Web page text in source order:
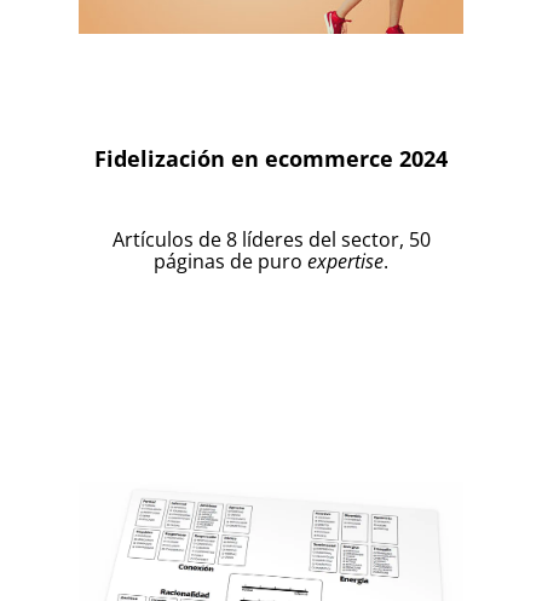
Fidelización en ecommerce 2024
Artículos de 8 líderes del sector, 50
páginas de puro expertise.